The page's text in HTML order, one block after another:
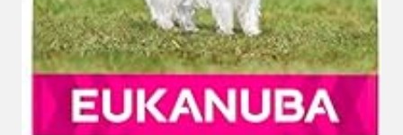
7KG
HYPOALLERGENES
HUNDEFUTTER
FÜR
AUS…